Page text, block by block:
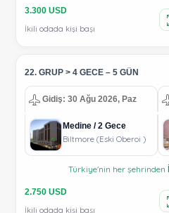
3.300 USD
İkili odada kişi başı
22. GRUP > 4 GECE – 5 GÜN
Gidiş: 30 Ağu 2026, Paz
Medine / 2 Gece
Biltmore (Eski Oberoi )
Türkiye'nin her şehrinden
2.750 USD
İkili odada kişi başı